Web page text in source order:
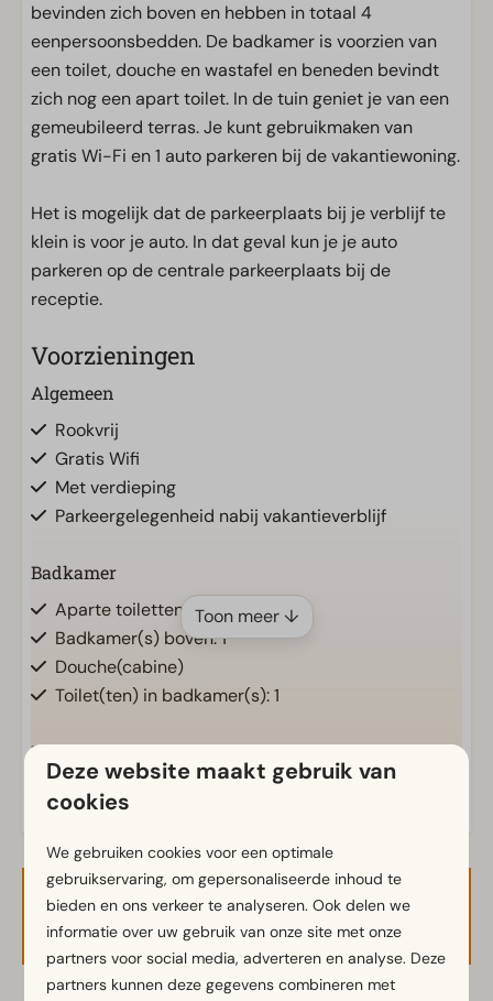
bevinden zich boven en hebben in totaal 4
eenpersoonsbedden. De badkamer is voorzien van
een toilet, douche en wastafel en beneden bevindt
zich nog een apart toilet. In de tuin geniet je van een
gemeubileerd terras. Je kunt gebruikmaken van
gratis Wi-Fi en 1 auto parkeren bij de vakantiewoning.
Het is mogelijk dat de parkeerplaats bij je verblijf te
klein is voor je auto. In dat geval kun je je auto
parkeren op de centrale parkeerplaats bij de
receptie.
Voorzieningen
Algemeen
Rookvrij
Gratis Wifi
Met verdieping
Parkeergelegenheid nabij vakantieverblijf
Badkamer
Aparte toiletten: 1
Badkamer(s) boven: 1
Douche(cabine)
Toilet(ten) in badkamer(s): 1
Buiten
Parasol
Terras
Tuin
Tuinset
Keuken
Combimagnetron
Toon meer ↓
Beschikbaarheid en prijs
Deze website maakt gebruik van
cookies
We gebruiken cookies voor een optimale
gebruikservaring, om gepersonaliseerde inhoud te
bieden en ons verkeer te analyseren. Ook delen we
informatie over uw gebruik van onze site met onze
partners voor social media, adverteren en analyse. Deze
partners kunnen deze gegevens combineren met